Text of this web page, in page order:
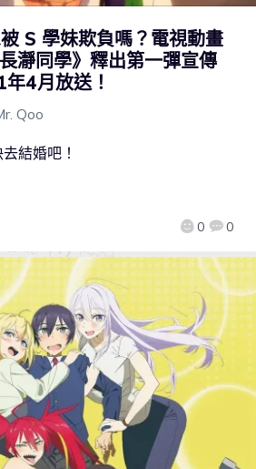
S 學妹欺負嗎？電視動畫
瀞同學》釋出第一彈宣傳
4月放送！
Qoo
0 0
結婚吧！